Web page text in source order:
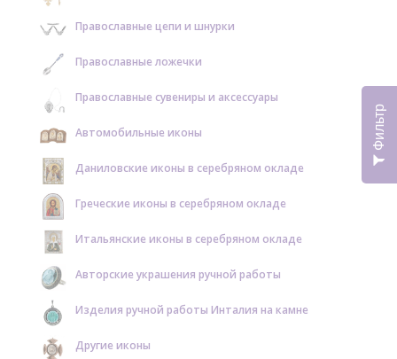
Фильтр
Православные цепи и шнурки
Православные ложечки
Православные сувениры и аксессуары
Автомобильные иконы
Даниловские иконы в серебряном окладе
Греческие иконы в серебряном окладе
Итальянские иконы в серебряном окладе
Авторские украшения ручной работы
Изделия ручной работы Инталия на камне
Другие иконы